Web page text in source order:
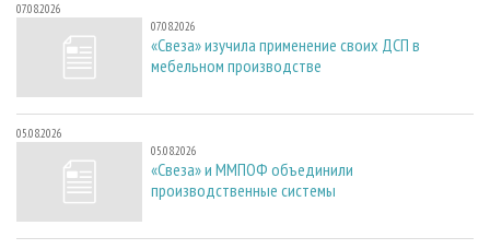
07.08.2026
07.08.2026
«Свеза» изучила применение своих ДСП в
мебельном производстве
05.08.2026
05.08.2026
«Свеза» и ММПОФ объединили
производственные системы